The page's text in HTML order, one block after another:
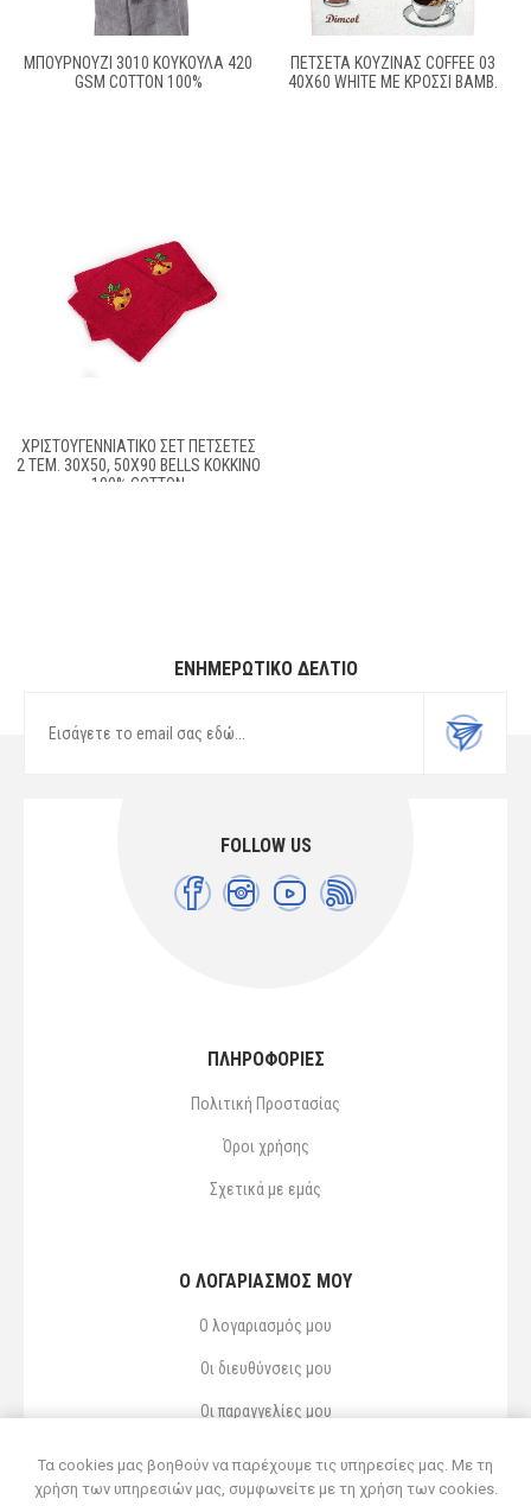
ΜΠΟΥΡΝΟΥΖΙ 3010 ΚΟΥΚΟΥΛΑ 420
GSM COTTON 100%
ΠΕΤΣΕΤΑ ΚΟΥΖΙΝΑΣ COFFEE 03
40X60 WHITE ΜΕ ΚΡΟΣΣΙ ΒΑΜΒ.
ΧΡΙΣΤΟΥΓΕΝΝΙΆΤΙΚΟ ΣΕΤ ΠΕΤΣΈΤΕΣ
2 ΤΕΜ. 30X50, 50X90 BELLS ΚΌΚΚΙΝΟ
100% COTTON
ΕΝΗΜΕΡΩΤΙΚΌ ΔΕΛΤΊΟ
FOLLOW US
ΠΛΗΡΟΦΟΡΙΕΣ
Πολιτική Προστασίας
Όροι χρήσης
Σχετικά με εμάς
Ο ΛΟΓΑΡΙΑΣΜΌΣ ΜΟΥ
Ο λογαριασμός μου
Οι διευθύνσεις μου
Οι παραγγελίες μου
Τα cookies μας βοηθούν να παρέχουμε τις υπηρεσίες μας. Με τη
χρήση των υπηρεσιών μας, συμφωνείτε με τη χρήση των cookies.